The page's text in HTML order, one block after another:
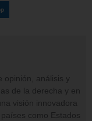
opinión, análisis y
de la derecha y en
visión innovadora
como Estados